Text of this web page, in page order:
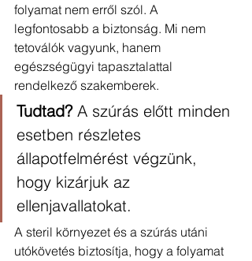
folyamat nem erről szól. A
legfontosabb a biztonság. Mi nem
tetoválók vagyunk, hanem
egészségügyi tapasztalattal
rendelkező szakemberek.
Tudtad? A szúrás előtt minden
esetben részletes
állapotfelmérést végzünk,
hogy kizárjuk az
ellenjavallatokat.
A steril környezet és a szúrás utáni
utókövetés biztosítja, hogy a folyamat